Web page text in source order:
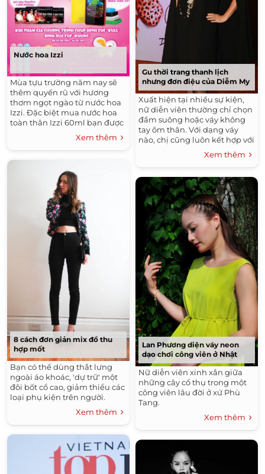
Nước hoa Izzi
Mùa tựu trường năm nay sẽ
thêm quyến rũ với hương
thơm ngọt ngào từ nước hoa
Izzi. Đặc biệt mua nước hoa
toàn thân Izzi 60ml bạn được
tặng bút dễ thương; 100ml
Xem thêm
8 cách đơn giản mix đồ thu
hợp mốt
Bạn có thể dùng thắt lưng
ngoài áo khoác, 'dự trữ' một
đôi bốt cổ cao, giảm thiểu các
loại phụ kiện trên người.
Xem thêm
Gu thời trang thanh lịch
nhưng đơn điệu của Diễm My
Xuất hiện tại nhiều sự kiện,
nữ diễn viên thường chỉ chọn
đầm suông hoặc váy không
tay ôm thân. Với dạng váy
nào, chị cũng luôn kết hợp với
chuỗi vòng cổ ngọc trai kiểu
Xem thêm
Lan Phương diện váy neon
dạo chơi công viên ở Nhật
Nữ diễn viên xinh xắn giữa
những cây cổ thụ trong một
công viên lâu đời ở xứ Phù
Tang.
Xem thêm